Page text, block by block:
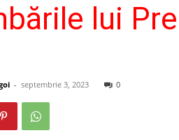
lui
- septembrie 3, 2023 0